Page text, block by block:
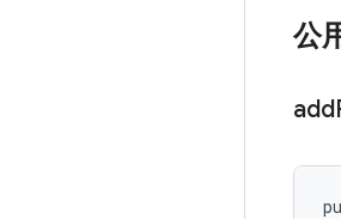
公
add